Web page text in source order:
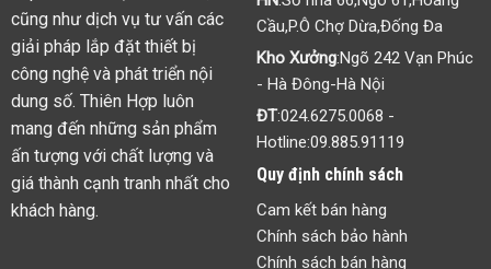
Thiên Hợp
Màn hình LED Thiên Hợp tự
tin là một trong những đơn vị
cung cấp giải pháp công
nghệ led hàng đầu. Là nhà
phân phối - nhập khẩu trực
tiếp các thiết bị trình chiếu,
cũng như dịch vụ tư vấn các
đường C18,P.12,Q.Tân
Bình,Tp.HCM
ĐT:028.3811.3323
09.885.91119
Kho Xưởng:33/43 Gò Dầu,Tân
Qúy,Tân Phú
:Số nhà 66,Ngõ 61,Hoàng
Cầu,P.Ô Chợ Dừa,Đống Đa
Kho Xưởng :Ngõ 242 Vạn Phúc